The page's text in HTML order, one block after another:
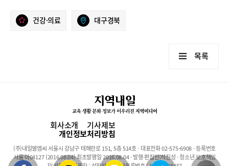
건강·의료 대구경북
목록
회사소개 기사제보
개인정보처리방침
(주)내일엘엠씨 서울시 강남구 테헤란로 151, 5층 514호 · 대표전화 02-575-6908 · 등록번호
서울 아04127 (2016.08.04) 최초발행일 2016.08.04 · 발행·편집인:석진성 · 청소년 보호책임